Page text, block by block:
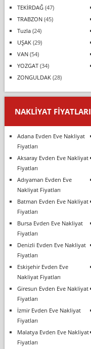
TEKİRDAĞ(47)
TRABZON(45)
Tuzla(24)
UŞAK(29)
VAN(54)
YOZGAT(34)
ZONGULDAK(28)
NAKLIYAT FIYATLARI
Adana Evden Eve Nakliyat
Fiyatları
Aksaray Evden Eve Nakliyat
Fiyatları
Adıyaman Evden Eve
Nakliyat Fiyatları
Batman Evden Eve Nakliyat
Fiyatları
Bursa Evden Eve Nakliyat
Fiyatları
Denizli Evden Eve Nakliyat
Fiyatları
Eskişehir Evden Eve
Nakliyat Fiyatları
Giresun Evden Eve Nakliyat
Fiyatları
İzmir Evden Eve Nakliyat
Fiyatları
Malatya Evden Eve Nakliyat
Fiyatları